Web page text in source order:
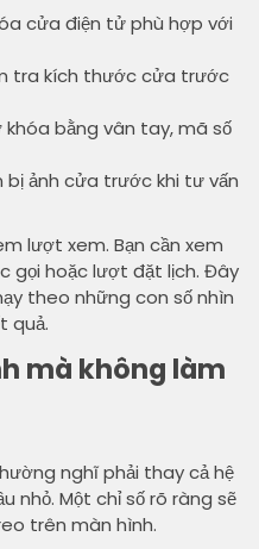
cửa điện tử phù hợp với
tra kích thước cửa trước
bằng vân tay, mã số
bị ảnh cửa trước khi tư vấn
lượt xem. Bạn cần xem
gọi hoặc lượt đặt lịch. Đây
theo những con số nhìn
quả.
mà không làm
nghĩ phải thay cả hệ
nhỏ. Một chỉ số rõ ràng sẽ
trên màn hình.